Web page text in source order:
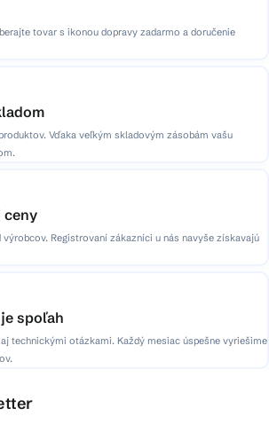
tovar s ikonou dopravy zadarmo a doručenie
Vďaka veľkým skladovým zásobám vašu
ceny
Registrovaní zákazníci u nás navyše získavajú
spoľah
technickými otázkami. Každý mesiac úspešne vyriešime